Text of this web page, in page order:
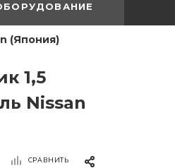
(Япония)
1,5
Nissan
СРАВНИТЬ